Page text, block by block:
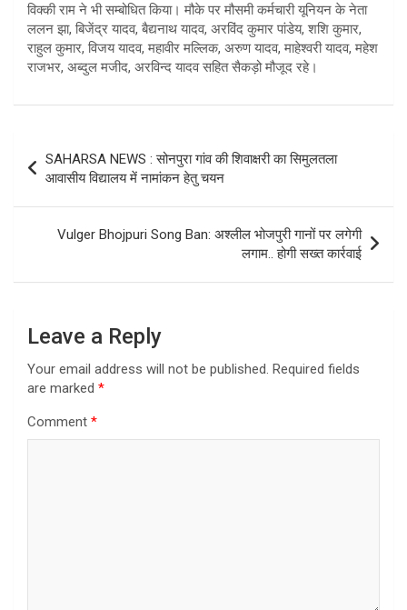
विक्की राम ने भी सम्बोधित किया। मौके पर मौसमी कर्मचारी यूनियन के नेता
ललन झा, बिजेंद्र यादव, बैद्यनाथ यादव, अरविंद कुमार पांडेय, शशि कुमार,
राहुल कुमार, विजय यादव, महावीर मल्लिक, अरुण यादव, माहेश्वरी यादव, महेश
राजभर, अब्दुल मजीद, अरविन्द यादव सहित सैकड़ो मौजूद रहे।
navigation
SAHARSA NEWS : सोनपुरा गांव की शिवाक्षरी का सिमुलतला
आवासीय विद्यालय में नामांकन हेतु चयन
Vulger Bhojpuri Song Ban: अश्लील भोजपुरी गानों पर लगेगी
लगाम.. होगी सख्त कार्रवाई
Leave a Reply
Your email address will not be published. Required fields
are marked *
Comment *